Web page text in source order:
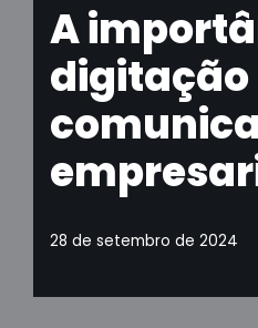
A
digitação
28 de setembro de 2024